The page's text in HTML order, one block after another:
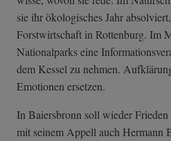
sie ihr ökologisches Jahr
Forstwirtschaft in Rottenburg. Im
Nationalparks eine
dem Kessel zu nehmen.
Emotionen ersetzen.
In Baiersbronn soll wieder
mit seinem Appell auch Hermann